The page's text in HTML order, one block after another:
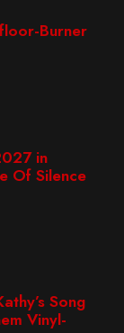
Burner
in
Of Silence
Song
Vinyl-